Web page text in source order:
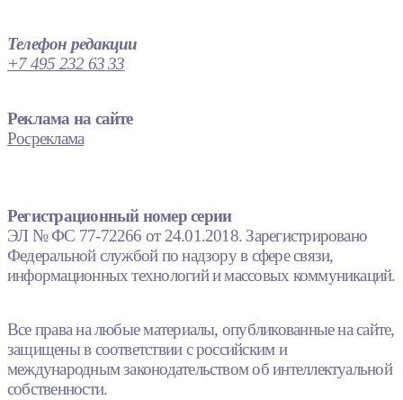
Телефон редакции
+7 495 232 63 33
Реклама на сайте
Росреклама
Регистрационный номер серии
ЭЛ № ФС 77-72266 от 24.01.2018. Зарегистрировано
Федеральной службой по надзору в сфере связи,
информационных технологий и массовых коммуникаций.
Все права на любые материалы, опубликованные на сайте,
защищены в соответствии с российским и
международным законодательством об интеллектуальной
собственности.